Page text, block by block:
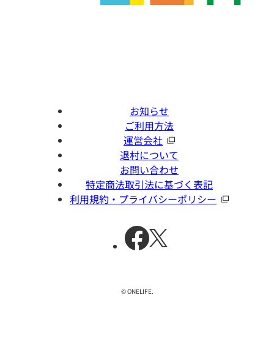
お知らせ
ご利用方法
運営会社
退村について
お問い合わせ
特定商法取引法に基づく表記
利用規約・プライバシーポリシー
© ONELIFE.